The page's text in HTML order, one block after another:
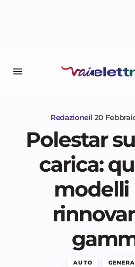
Redazioneil 20
Polestar
carica:
modelli
AUTO